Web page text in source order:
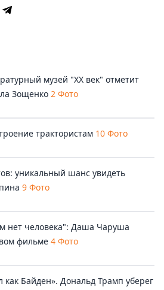
музей "ХХ век" отметит
Зощенко 2 Фото
трактористам 10 Фото
уникальный шанс увидеть
9 Фото
нет человека": Даша Чаруша
фильме 4 Фото
как Байден». Дональд Трамп уберег